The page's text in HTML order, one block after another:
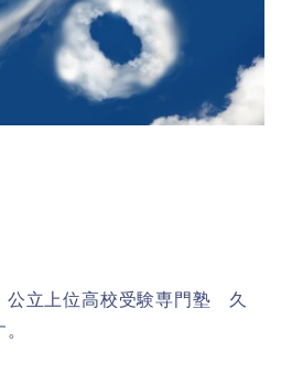
立上位高校受験専門塾 久